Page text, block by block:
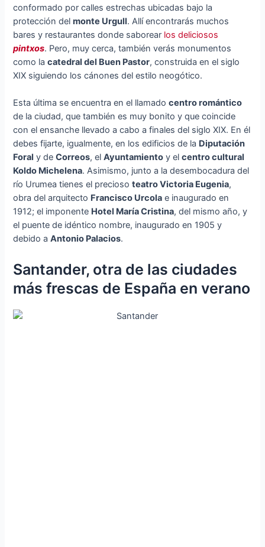
conformado por calles estrechas ubicadas bajo la
protección delmonte Urgull. Allí encontrarás muchos
bares y restaurantes donde saborear los deliciosos
pintxos. Pero, muy cerca, también verás monumentos
como lacatedral del Buen Pastor, construida en el siglo
XIX siguiendo los cánones del estilo neogótico.
Esta última se encuentra en el llamadocentro romántico
de la ciudad, que también es muy bonito y que coincide
con el ensanche llevado a cabo a finales del siglo XIX. En él
debes fijarte, igualmente, en los edificios de la Diputación
Foral y deCorreos, elAyuntamiento y elcentro cultural
Koldo Michelena. Asimismo, junto a la desembocadura del
río Urumea tienes el preciosoteatro Victoria Eugenia,
obra del arquitecto Francisco Urcola e inaugurado en
1912; el imponente Hotel María Cristina, del mismo año, y
el puente de idéntico nombre, inaugurado en 1905 y
debido aAntonio Palacios.
Santander, otra de las ciudades
más frescas de España en verano